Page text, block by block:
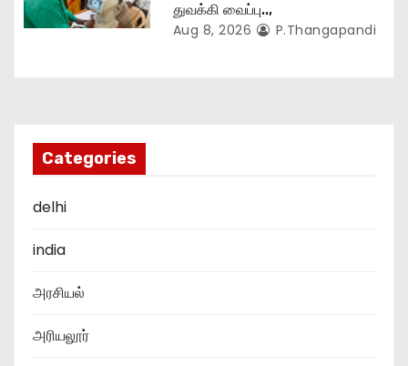
துவக்கி வைப்பு..,
Aug 8, 2026 P.Thangapandi
Categories
delhi
india
அரசியல்
அரியலூர்